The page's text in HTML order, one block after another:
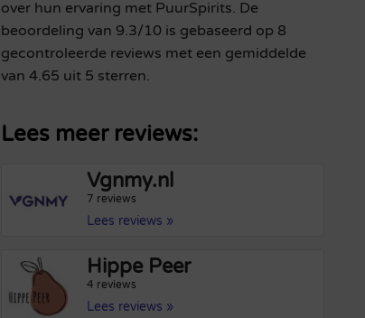
over hun ervaring met PuurSpirits. De
beoordeling van 9.3/10 is gebaseerd op 8
gecontroleerde reviews met een gemiddelde
van 4.65 uit 5 sterren.
Lees meer reviews:
Vgnmy.nl
7 reviews
Lees reviews »
Hippe Peer
4 reviews
Lees reviews »